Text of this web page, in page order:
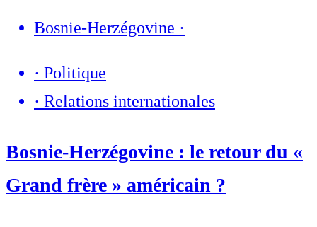
Bosnie-Herzégovine ·
· Politique
· Relations internationales
Bosnie-Herzégovine : le retour du «
Grand frère » américain ?